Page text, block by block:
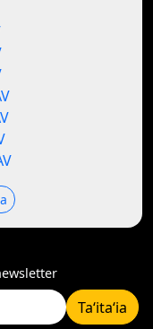
Taʻitaʻia